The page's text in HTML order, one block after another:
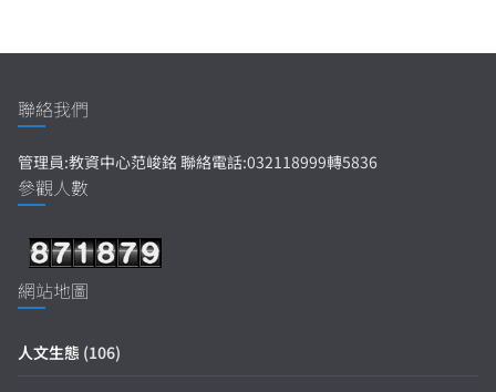
聯絡我們
管理員:教資中心范峻銘 聯絡電話:032118999轉5836
參觀人數
網站地圖
人文生態 (106)